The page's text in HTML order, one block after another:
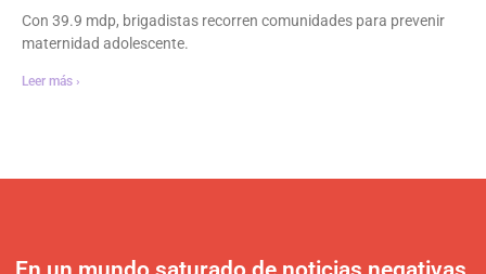
Con 39.9 mdp, brigadistas recorren comunidades para prevenir
maternidad adolescente.
Leer más ›